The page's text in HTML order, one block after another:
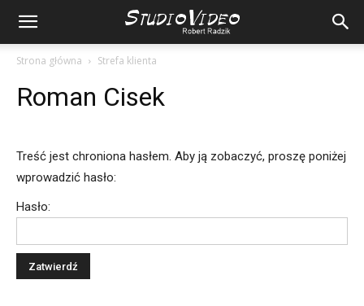
Strona główna Strefa klienta
Roman Cisek
Treść jest chroniona hasłem. Aby ją zobaczyć, proszę poniżej
wprowadzić hasło:
Hasło: